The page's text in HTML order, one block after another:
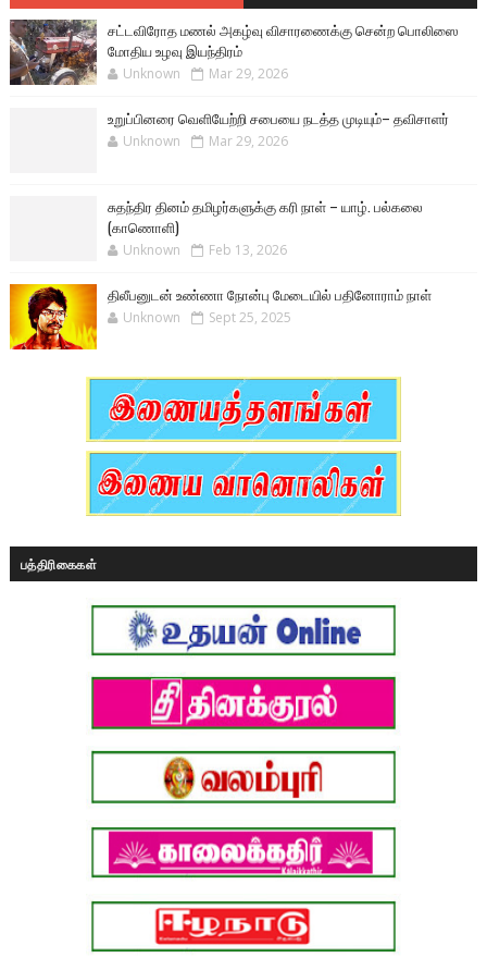
சட்டவிரோத மணல் அகழ்வு விசாரணைக்கு சென்ற பொலிஸை
மோதிய உழவு இயந்திரம்
Unknown Mar 29, 2026
உறுப்பினரை வெளியேற்றி சபையை நடத்த முடியும்– தவிசாளர்
Unknown Mar 29, 2026
சுதந்திர தினம் தமிழர்களுக்கு கரி நாள் – யாழ். பல்கலை
(காணொளி)
Unknown Feb 13, 2026
திலீபனுடன் உண்ணா நோன்பு மேடையில் பதினோராம் நாள்
Unknown Sept 25, 2025
பத்திரிகைகள்